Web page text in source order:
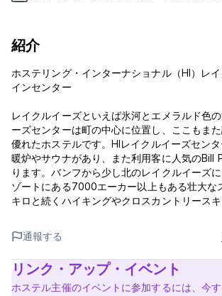
紹介
ホステリング・インターナショナル（HI）レ
インセンター
レイクルイーズといえば氷河とエメラルド色
ーズセンターは町の中心に位置し、ここもま
優れたホステルです。HIレイクルイーズセンタ
暖炉やサウナがあり、また利用客に人気のBill
ります。バンフから少し北のレイクルイーズ
ゾートにある7000エーカー以上もある壮大な
キロと続くハイキングやクロスカントリース
HIレイクルイーズアルパインセンターはホス
ナショナルとカナダのアルパインクラブの共同
ています。この共同運営によりレイクルイーズ
通報する
リンク・アップ・イベント
ホステル主催のイベントに参加するには、今